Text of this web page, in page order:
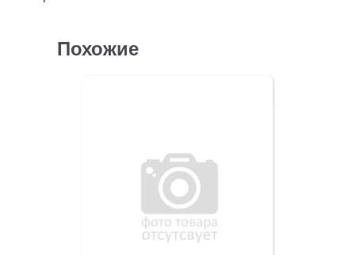
Похожие